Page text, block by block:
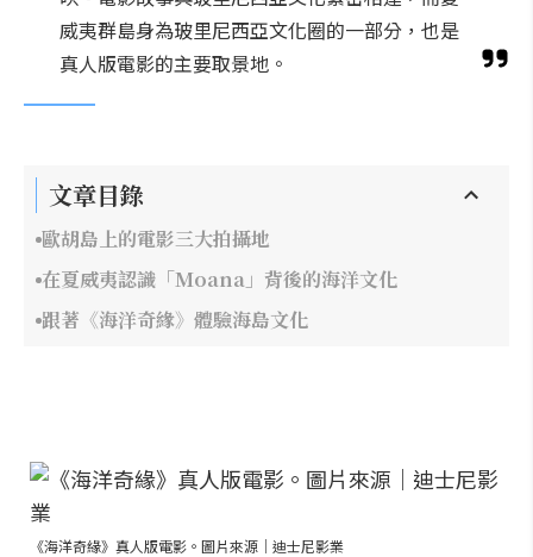
威夷群島身為玻里尼西亞文化圈的一部分，也是
真人版電影的主要取景地。
文章目錄
歐胡島上的電影三大拍攝地
在夏威夷認識「Moana」背後的海洋文化
跟著《海洋奇緣》體驗海島文化
《海洋奇緣》真人版電影。圖片來源｜迪士尼影業